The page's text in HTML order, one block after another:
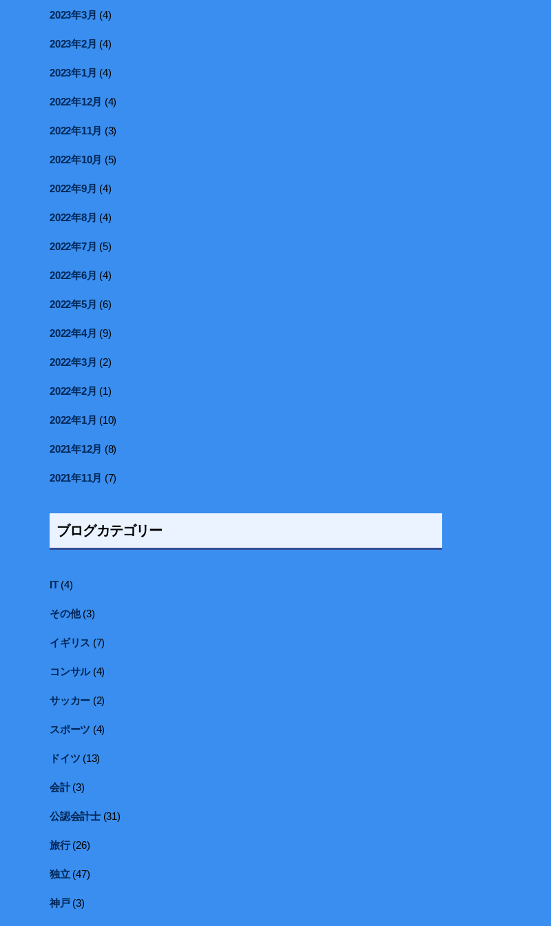
2023年3月 (4)
2023年2月 (4)
2023年1月 (4)
2022年12月 (4)
2022年11月 (3)
2022年10月 (5)
2022年9月 (4)
2022年8月 (4)
2022年7月 (5)
2022年6月 (4)
2022年5月 (6)
2022年4月 (9)
2022年3月 (2)
2022年2月 (1)
2022年1月 (10)
2021年12月 (8)
2021年11月 (7)
ブログカテゴリー
IT(4)
その他(3)
イギリス (7)
コンサル(4)
サッカー (2)
スポーツ (4)
ドイツ (13)
会計(3)
公認会計士(31)
旅行(26)
独立 (47)
神戸(3)